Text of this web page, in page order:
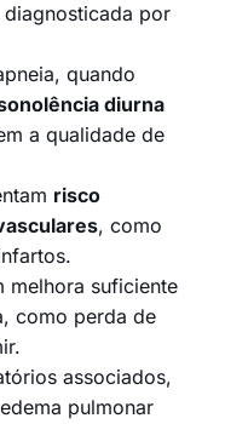
por
quando
diurna
a qualidade de
risco
, como
melhora suficiente
como perda de
associados,
pulmonar